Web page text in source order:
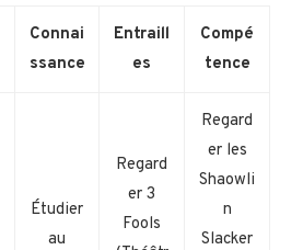
Connai
ssance
Entraill
es
Compé
tence
Étudier
au
Regard
er 3
Fools
Regard
er les
Shaowli
n
Slacker